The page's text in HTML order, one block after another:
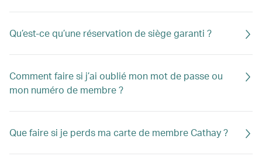
Qu’est-ce qu’une réservation de siège garanti ?
Comment faire si j’ai oublié mon mot de passe ou
mon numéro de membre ?
Que faire si je perds ma carte de membre Cathay ?